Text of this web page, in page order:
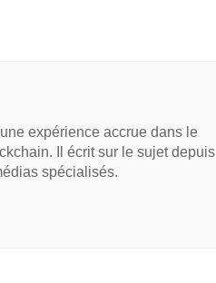
expérience accrue dans le
Il écrit sur le sujet depuis
spécialisés.